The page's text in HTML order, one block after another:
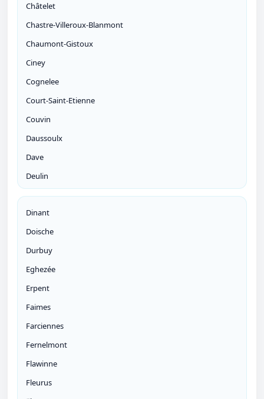
Châtelet
Chastre-Villeroux-Blanmont
Chaumont-Gistoux
Ciney
Cognelee
Court-Saint-Etienne
Couvin
Daussoulx
Dave
Deulin
Dinant
Doische
Durbuy
Eghezée
Erpent
Faimes
Farciennes
Fernelmont
Flawinne
Fleurus